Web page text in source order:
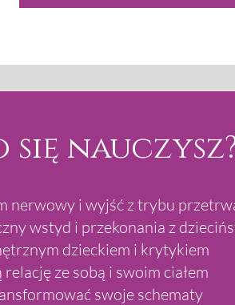
się
nerwowy i wyjść z trybu
wstyd i przekonania z
dzieckiem i krytykiem
ze sobą i swoim ciałem
swoje schematy